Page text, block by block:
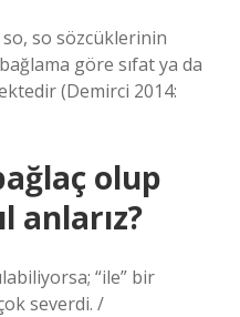
so sözcüklerinin
göre sıfat ya da
(Demirci 2014:
olup
anlarız?
“ile” bir
severdi. /